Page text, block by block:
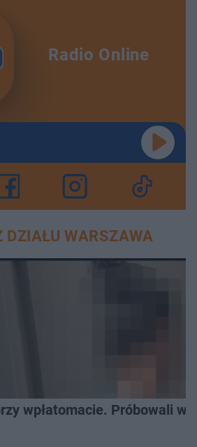
Radio Online
DZIAŁU WARSZAWA
wpłatomacie. Próbowali